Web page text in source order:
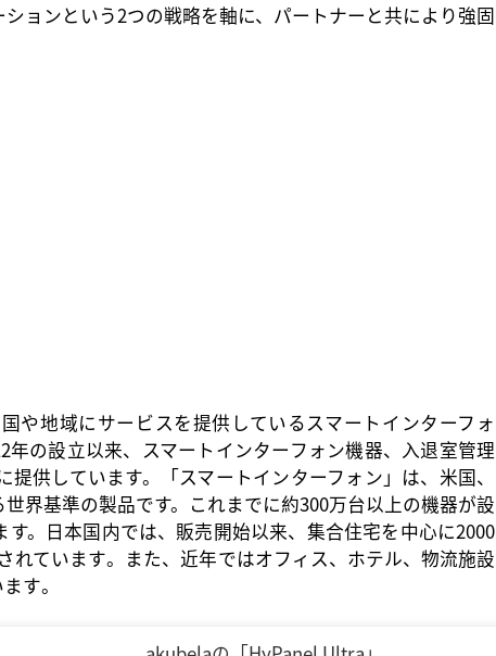
ョンという2つの戦略を軸に、パートナーと共により強固
や地域にサービスを提供しているスマートインターフォ
年の設立以来、スマートインターフォン機器、入退室管理
供しています。「スマートインターフォン」は、米国、
界基準の製品です。これまでに約300万台以上の機器が設
。
日本国内では、販売開始以来、集合住宅を 中心に2000
されています。 また、近年ではオフィス 、 ホテル、物流施設
ます。